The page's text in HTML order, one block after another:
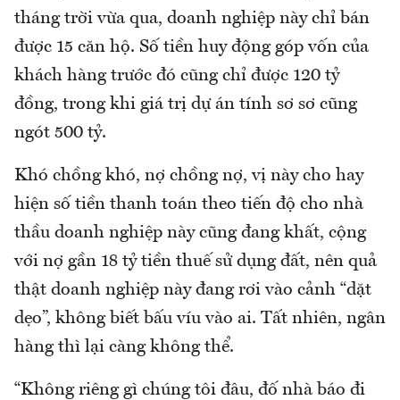
tháng trời vừa qua, doanh nghiệp này chỉ bán
được 15 căn hộ. Số tiền huy động góp vốn của
khách hàng trước đó cũng chỉ được 120 tỷ
đồng, trong khi giá trị dự án tính sơ sơ cũng
ngót 500 tỷ.
Khó chồng khó, nợ chồng nợ, vị này cho hay
hiện số tiền thanh toán theo tiến độ cho nhà
thầu doanh nghiệp này cũng đang khất, cộng
với nợ gần 18 tỷ tiền thuế sử dụng đất, nên quả
thật doanh nghiệp này đang rơi vào cảnh “dặt
dẹo”, không biết bấu víu vào ai. Tất nhiên, ngân
hàng thì lại càng không thể.
“Không riêng gì chúng tôi đâu, đố nhà báo đi